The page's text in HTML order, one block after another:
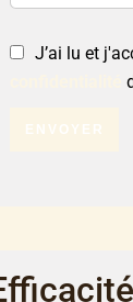
J’ai lu et
ENVOYER